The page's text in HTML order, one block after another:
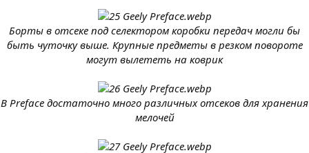
Борты в отсеке под селектором коробки передач могли бы
быть чуточку выше. Крупные предметы в резком повороте
могут вылететь на коврик
В Preface достаточно много различных отсеков для хранения
мелочей